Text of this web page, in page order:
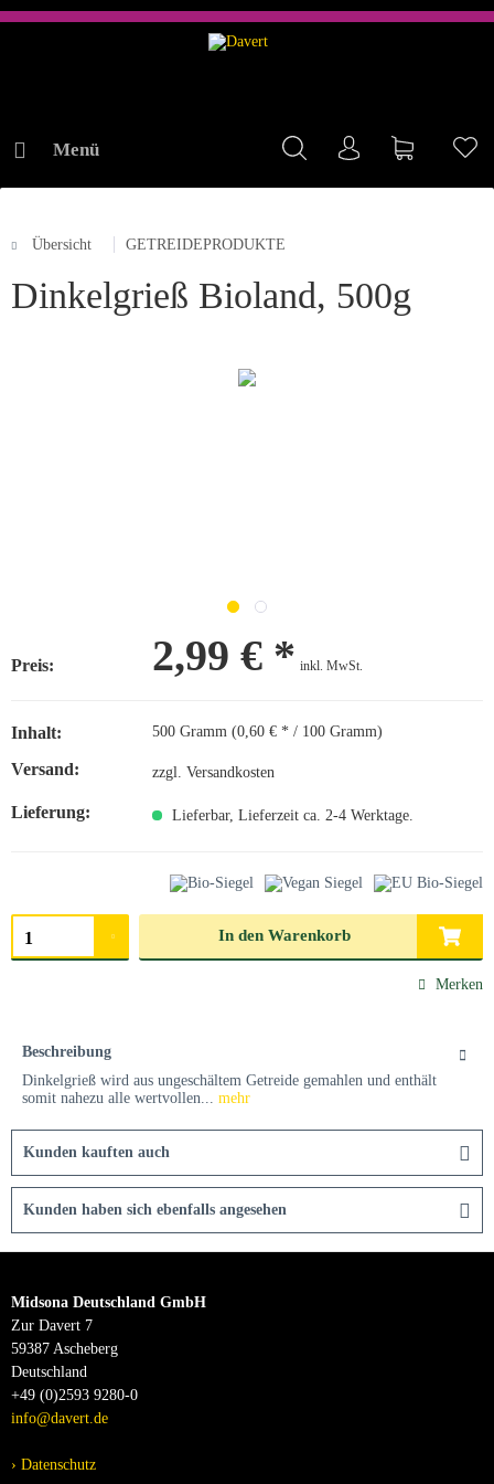
Menü Mein KontoWarenkorb
Übersicht GETREIDEPRODUKTE
ONLINE-SHOP
Dinkelgrieß Bioland, 500g
Preis: 2,99 € * inkl. MwSt.
Inhalt: 500 Gramm (0,60 € * / 100 Gramm)
Versand: zzgl. Versandkosten
Lieferung: Lieferbar, Lieferzeit ca. 2-4 Werktage.
Menge auswählen
In den Warenkorb
Merken
Beschreibung
Dinkelgrieß wird aus ungeschältem Getreide gemahlen und enthält
somit nahezu alle wertvollen... mehr
Kunden kauften auch
Kunden haben sich ebenfalls angesehen
Midsona Deutschland GmbH
Zur Davert 7
59387 Ascheberg
Deutschland
+49 (0)2593 9280-0
info@davert.de
Datenschutz